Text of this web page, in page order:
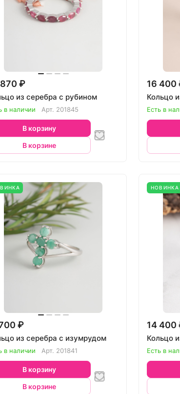
₽
из серебра с рубином
в наличии Арт. 201845
В корзину
В корзине
16 400
Кольцо
Есть в
₽
из серебра с изумрудом
в наличии Арт. 201841
В корзину
В корзине
НОВИНКА
14 400
Кольцо
Есть в